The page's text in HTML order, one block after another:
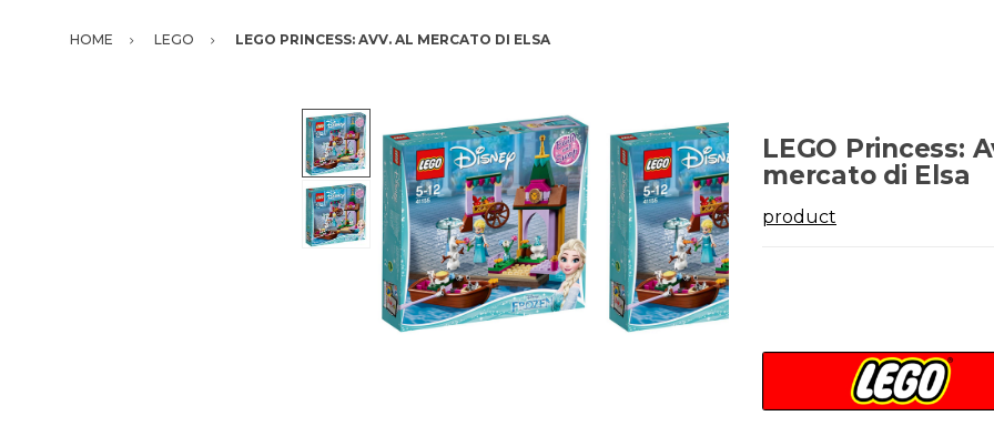
HOME LEGO LEGO PRINCESS: AVV. AL MERCATO DI ELSA
LEGO Princess:
mercato di Elsa
product